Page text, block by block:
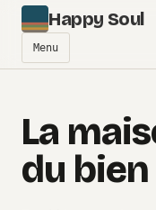
Aller au contenuHappy Soul
Menu
La
du bien